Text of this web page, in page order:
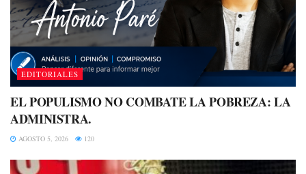
EDITORIALES
EL POPULISMO NO COMBATE LA POBREZA: LA
ADMINISTRA.
AGOSTO 5, 2026 120